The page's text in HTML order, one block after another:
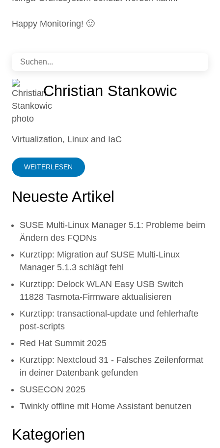
Happy Monitoring! 🙂
Christian Stankowic
Virtualization, Linux and IaC
WEITERLESEN
Neueste Artikel
SUSE Multi-Linux Manager 5.1: Probleme beim
Ändern des FQDNs
Kurztipp: Migration auf SUSE Multi-Linux
Manager 5.1.3 schlägt fehl
Kurztipp: Delock WLAN Easy USB Switch
11828 Tasmota-Firmware aktualisieren
Kurztipp: transactional-update und fehlerhafte
post-scripts
Red Hat Summit 2025
Kurztipp: Nextcloud 31 - Falsches Zeilenformat
in deiner Datenbank gefunden
SUSECON 2025
Twinkly offline mit Home Assistant benutzen
Kategorien